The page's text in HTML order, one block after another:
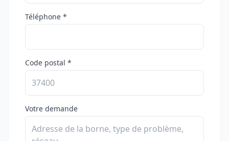
Téléphone *
Code postal *
Votre demande